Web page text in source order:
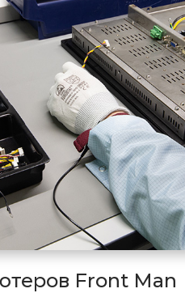
Front Man